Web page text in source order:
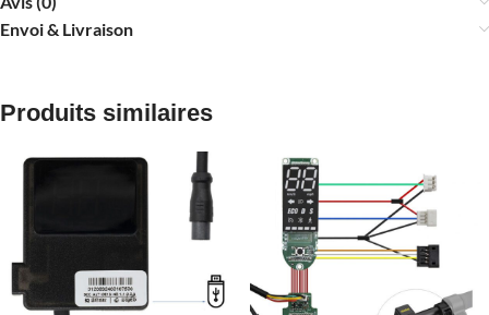
Envoi & Livraison
Produits similaires